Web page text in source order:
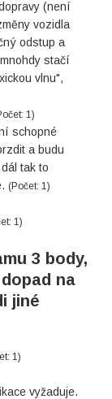
(není
vozidla
odstup a
stačí
vlnu",
1)
schopné
a budu
tak to
(Počet: 1)
1)
3 body,
na
jiné
1)
vyžaduje.